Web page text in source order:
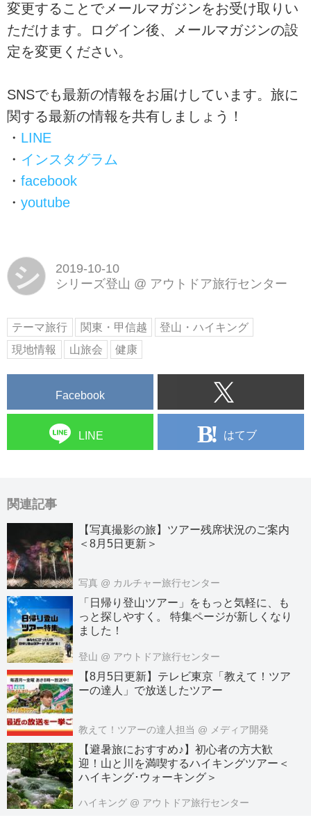
変更することでメールマガジンをお受け取りい
ただけます。ログイン後、メールマガジンの設
定を変更ください。
SNSでも最新の情報をお届けしています。旅に
関する最新の情報を共有しましょう！
・ LINE
・ インスタグラム
・ facebook
・ youtube
シ
2019-10-10
シリーズ登山 @ アウトドア旅行センター
テーマ旅行 関東・甲信越
登山・ハイキング
現地情報
山旅会 健康
Facebook
LINE はてブ
関連記事
【写真撮影の旅】ツアー残席状況のご案内
＜8月5日更新＞
写真 @ カルチャー旅行センター
「日帰り登山ツアー」をもっと気軽に、も
っと探しやすく。 特集ページが新しくなり
ました！
登山 @ アウトドア旅行センター
【8月5日更新】テレビ東京「教えて！ツア
ーの達人」で放送したツアー
教えて！ツアーの達人担当 @ メディア開発
【避暑旅におすすめ♪】初心者の方大歓
迎！山と川を満喫するハイキングツアー＜
ハイキング･ウォーキング＞
ハイキング @ アウトドア旅行センター